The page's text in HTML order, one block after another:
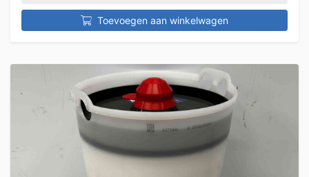
Toevoegen aan winkelwagen